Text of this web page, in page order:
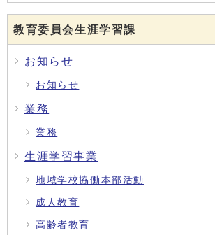
教育委員会生涯学習課
お知らせ
お知らせ
業務
業務
生涯学習事業
地域学校協働本部活動
成人教育
高齢者教育